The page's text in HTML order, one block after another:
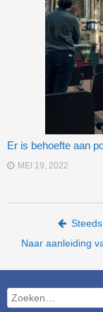
Er is behoefte aan
MEI 19, 2022
Bericht
Naar aanleiding
Zoeken